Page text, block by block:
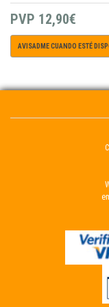
PVP 12,90€
AVISADME CUANDO ESTÉ